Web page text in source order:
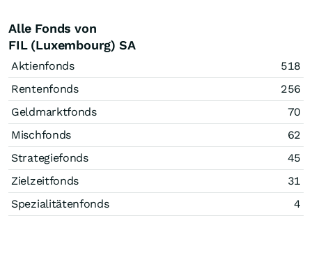
Alle Fonds von
FIL (Luxembourg) SA
Aktienfonds
518
Rentenfonds
256
Geldmarktfonds
70
Mischfonds
62
Strategiefonds
45
Zielzeitfonds
31
Spezialitätenfonds
4